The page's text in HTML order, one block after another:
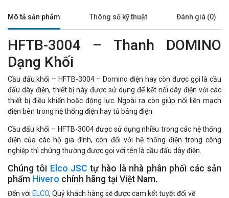
Mô tả sản phẩm Thông số kỹ thuật Đánh giá (0)
HFTB-3004 – Thanh DOMINO
Dạng Khối
Cầu đấu khối – HFTB-3004 – Domino điện hay còn được gọi là cầu
đấu dây điện, thiết bị này được sử dụng để kết nối dây điện với các
thiết bị điều khiển hoặc động lực. Ngoài ra còn giúp nối liền mạch
điện bên trong hệ thống điện hay tủ bảng điện.
Cầu đấu khối – HFTB-3004 được sử dụng nhiều trong các hệ thống
điện của các hộ gia đình, còn đối với hệ thống điện trong công
nghiệp thì chúng thường được gọi với tên là cầu đấu dây điện.
Chúng tôi Elco JSC tự hào là nhà phân phối các sản
phẩm Hivero chính hãng tại Việt Nam.
Đến với ELCO, Quý khách hàng sẽ được cam kết tuyệt đối về